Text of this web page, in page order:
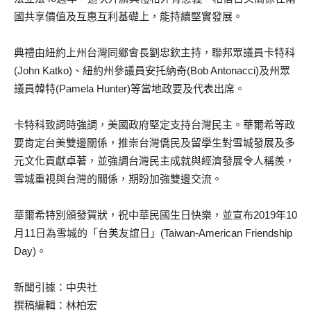
國共享價值及互惠互利基礎上，能持續堅實發展。
典禮由紐約上州台灣同鄉會長劉忠欽主持，聯邦眾議員卡特科
(John Katko)、紐約州參議員安托納奇(Bob Antonacci)及州眾
議員韓特(Pamela Hunter)等當地政要及代表出席。
卡特科致詞時強調，美國政府堅定支持台灣民主。華爾希等政
要肯定台美雙邊關係，推崇台灣僑民及留學生對雪城發展及多
元文化貢獻卓著，並強調台灣民主成就與經濟發展令人稱羨，
雪城重視與台灣的關係，期盼加強雙邊交流。
華爾希特別頒發賀狀，祝中華民國生日快樂，並宣布2019年10
月11日為雪城的「台美友誼日」(Taiwan-American Friendship
Day)。
新聞引據：中央社
撰稿編輯：林柏宏